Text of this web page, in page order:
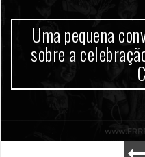
Uma pequena
sobre a